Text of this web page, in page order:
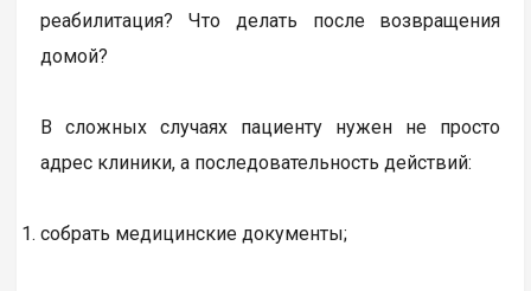
реабилитация? Что делать после возвращения
домой?
В сложных случаях пациенту нужен не просто
адрес клиники, а последовательность действий:
собрать медицинские документы;